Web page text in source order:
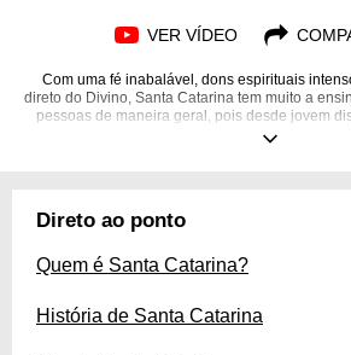
VER VÍDEO
Com uma fé inabalável, dons espirituais
direto do Divino, Santa Catarina tem muito a
pessoas de maneira geral, pois desde jovem
cumprir o propósito com muita sabedoria e
Direto ao ponto
Quem é Santa Catarina?
História de Santa Catarina